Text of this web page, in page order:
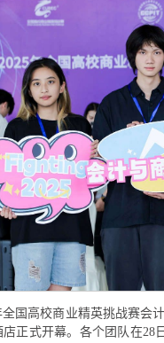
全国高校商业精英挑战赛会
店正式开幕。各个团队在28